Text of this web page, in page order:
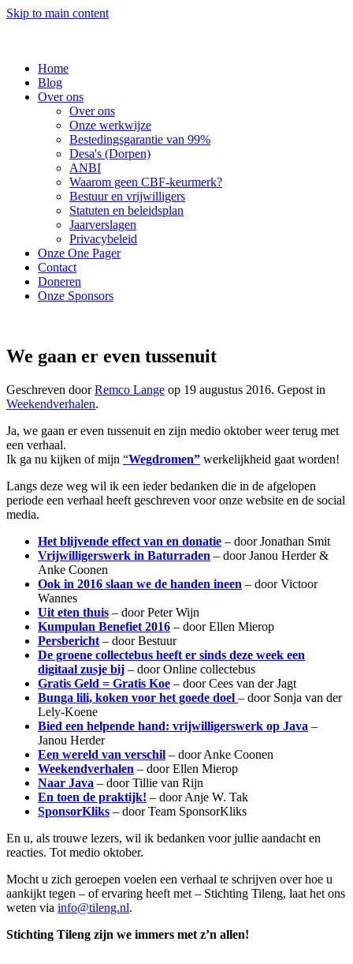
Skip to main content
Home
Blog
Over ons
Over ons
Onze werkwijze
Bestedingsgarantie van 99%
Desa's (Dorpen)
ANBI
Waarom geen CBF-keurmerk?
Bestuur en vrijwilligers
Statuten en beleidsplan
Jaarverslagen
Privacybeleid
Onze One Pager
Contact
Doneren
Onze Sponsors
We gaan er even tussenuit
Geschreven doorRemco Lange op 19 augustus 2016. Gepost in
Weekendverhalen.
Ja, we gaan er even tussenuit en zijn medio oktober weer terug met
een verhaal.
Ik ga nu kijken of mijn “Wegdromen” werkelijkheid gaat worden!
Langs deze weg wil ik een ieder bedanken die in de afgelopen
periode een verhaal heeft geschreven voor onze website en de social
media.
Het blijvende effect van en donatie – door Jonathan Smit
Vrijwilligerswerk in Baturraden – door Janou Herder &
Anke Coonen
Ook in 2016 slaan we de handen ineen – door Victoor
Wannes
Uit eten thuis – door Peter Wijn
Kumpulan Benefiet 2016 – door Ellen Mierop
Persbericht – door Bestuur
De groene collectebus heeft er sinds deze week een
digitaal zusje bij – door Online collectebus
Gratis Geld = Gratis Koe – door Cees van der Jagt
Bunga lili, koken voor het goede doel – door Sonja van der
Lely-Koene
Bied een helpende hand: vrijwilligerswerk op Java –
Janou Herder
Een wereld van verschil – door Anke Coonen
Weekendverhalen – door Ellen Mierop
Naar Java – door Tillie van Rijn
En toen de praktijk! – door Anje W. Tak
SponsorKliks – door Team SponsorKliks
En u, als trouwe lezers, wil ik bedanken voor jullie aandacht en
reacties. Tot medio oktober.
Mocht u zich geroepen voelen een verhaal te schrijven over hoe u
aankijkt tegen – of ervaring heeft met – Stichting Tileng, laat het ons
weten via info@tileng.nl.
Stichting Tileng zijn we immers met z’n allen!